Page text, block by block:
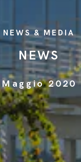
NEWS & MEDIA
NEWS
Maggio 2020